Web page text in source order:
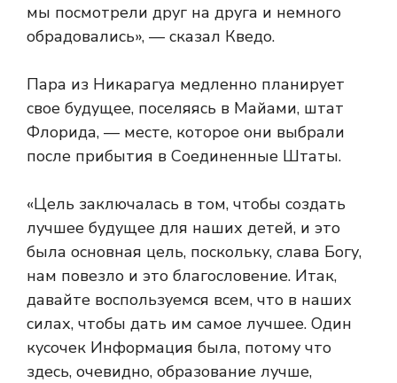
мы посмотрели друг на друга и немного
обрадовались», — сказал Кведо.
Пара из Никарагуа медленно планирует
свое будущее, поселяясь в Майами, штат
Флорида, — месте, которое они выбрали
после прибытия в Соединенные Штаты.
«Цель заключалась в том, чтобы создать
лучшее будущее для наших детей, и это
была основная цель, поскольку, слава Богу,
нам повезло и это благословение. Итак,
давайте воспользуемся всем, что в наших
силах, чтобы дать им самое лучшее. Один
кусочек Информация была, потому что
здесь, очевидно, образование лучше,